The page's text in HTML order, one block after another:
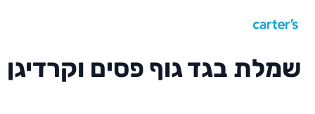
שמלת בגד גוף פסים וקרדיגן